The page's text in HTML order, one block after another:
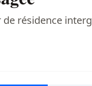
résidence